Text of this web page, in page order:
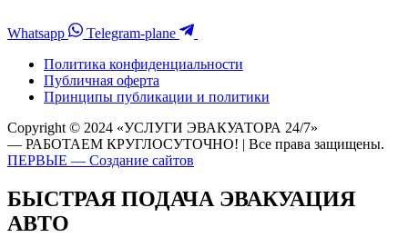
Whatsapp
Telegram-plane
Политика конфиденциальности
Публичная оферта
Принципы публикации и политики
Copyright © 2024 «УСЛУГИ ЭВАКУАТОРА 24/7»
— РАБОТАЕМ КРУГЛОСУТОЧНО! | Все права защищены.
ПЕРВЫЕ — Создание сайтов
БЫСТРАЯ ПОДАЧА ЭВАКУАЦИЯ
АВТО